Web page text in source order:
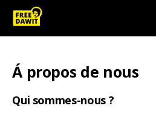
Á propos de nous
Qui sommes-nous ?